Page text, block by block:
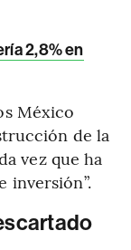
2,8% en
México
de la
vez que ha
inversión”.